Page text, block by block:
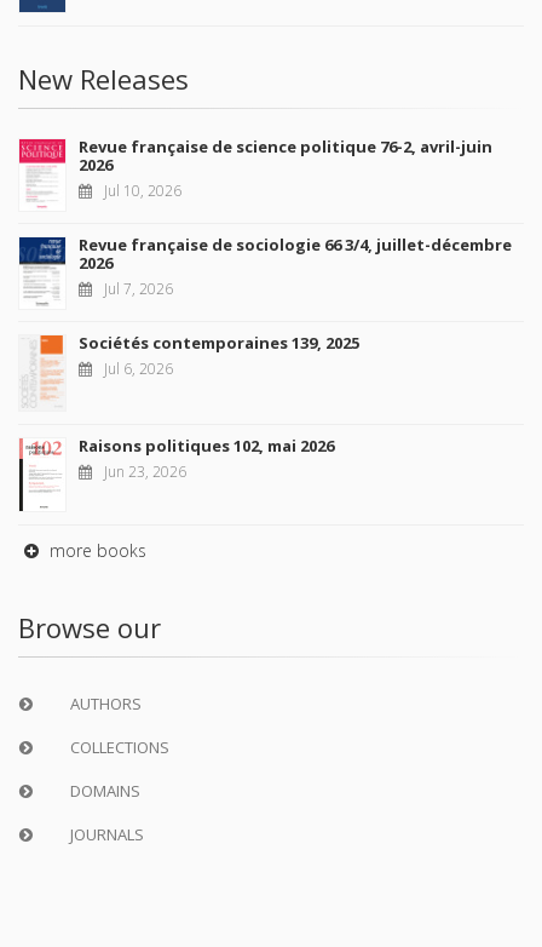
New Releases
Revue française de science politique 76-2, avril-juin
2026
Jul 10, 2026
Revue française de sociologie 66 3/4, juillet-décembre
2026
Jul 7, 2026
Sociétés contemporaines 139, 2025
Jul 6, 2026
Raisons politiques 102, mai 2026
Jun 23, 2026
more books
Browse our
AUTHORS
COLLECTIONS
DOMAINS
JOURNALS